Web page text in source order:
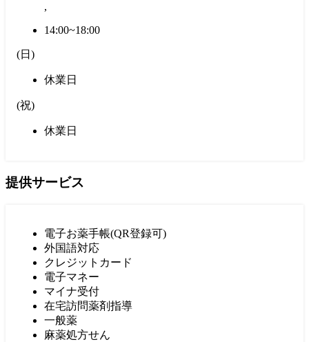
,
14:00~18:00
(日 )
休業日
(祝)
休業日
提供サービス
電子お薬手帳(QR登録可)
外国語対応
クレジットカード
電子マネー
マイナ受付
在宅訪問薬剤指導
一般薬
麻薬処方せん